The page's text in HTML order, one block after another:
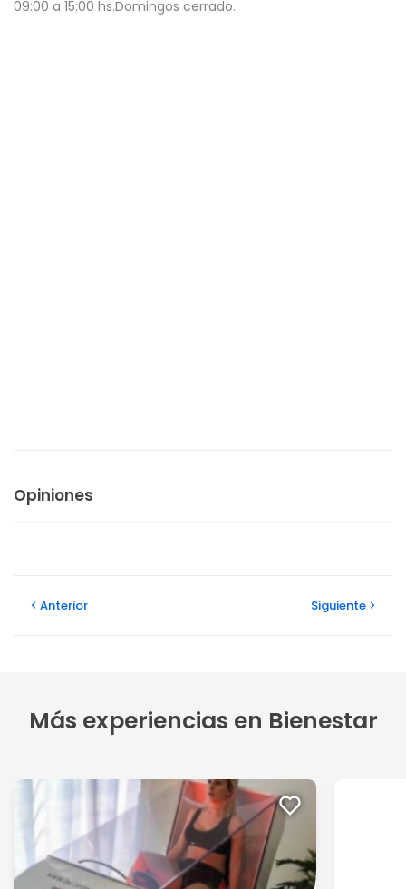
09:00 a 15:00 hs.Domingos cerrado.
Opiniones
Anterior Siguiente
Más experiencias en Bienestar